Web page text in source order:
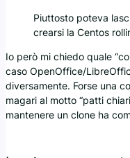
Piuttosto poteva
crearsi la Centos
Io però mi chiedo quale
caso OpenOffice/
diversamente. Forse una
magari al motto “patti
mantenere un clone ha